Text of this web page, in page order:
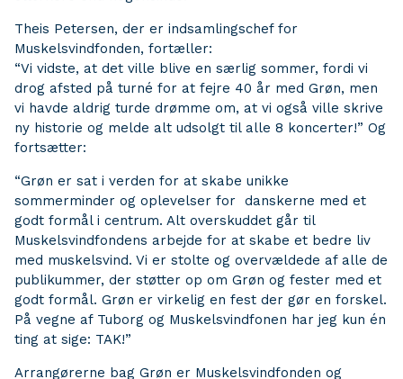
Theis Petersen, der er indsamlingschef for
Muskelsvindfonden, fortæller:
“Vi vidste, at det ville blive en særlig sommer, fordi vi
drog afsted på turné for at fejre 40 år med Grøn, men
vi havde aldrig turde drømme om, at vi også ville skrive
ny historie og melde alt udsolgt til alle 8 koncerter!” Og
fortsætter:
“Grøn er sat i verden for at skabe unikke
sommerminder og oplevelser for danskerne med et
godt formål i centrum. Alt overskuddet går til
Muskelsvindfondens arbejde for at skabe et bedre liv
med muskelsvind. Vi er stolte og overvældede af alle de
publikummer, der støtter op om Grøn og fester med et
godt formål. Grøn er virkelig en fest der gør en forskel.
På vegne af Tuborg og Muskelsvindfonen har jeg kun én
ting at sige: TAK!”
Arrangørerne bag Grøn er Muskelsvindfonden og